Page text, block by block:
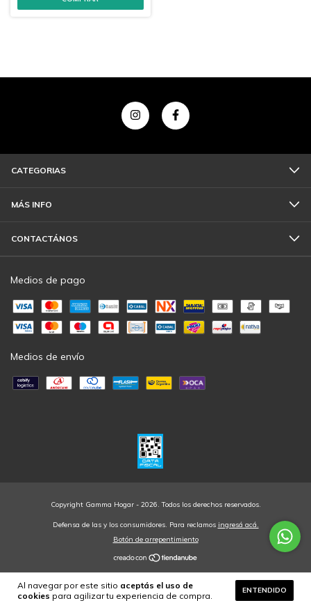
Al navegar por este sitio aceptás el uso de
cookies para agilizar tu experiencia de compra.
ENTENDIDO
CATEGORIAS
MÁS INFO
CONTACTÁNOS
Medios de pago
Medios de envío
Copyright Gamma Hogar - 2026. Todos los derechos reservados.
Defensa de las y los consumidores. Para reclamos ingresá acá.
Botón de arrepentimiento